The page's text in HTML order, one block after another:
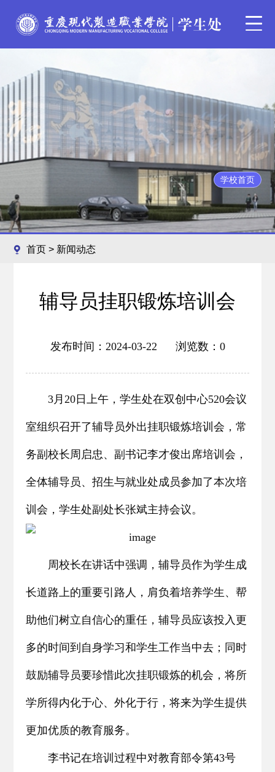
学校首页
首页> 新闻动态
辅导员挂职锻炼培训会
发布时间：2024-03-22 浏览数： 0
3月20日上午，学生处在双创中心520会议
室组织召开了辅导员外出挂职锻炼培训会，常
务副校长周启忠、副书记李才俊出席培训会，
全体辅导员、招生与就业处成员参加了本次培
训会，学生处副处长张斌主持会议。
周校长在讲话中强调，辅导员作为学生成
长道路上的重要引路人，肩负着培养学生、帮
助他们树立自信心的重任，辅导员应该投入更
多的时间到自身学习和学生工作当中去；同时
鼓励辅导员要珍惜此次挂职锻炼的机会，将所
学所得内化于心、外化于行，将来为学生提供
更加优质的教育服务。
李书记在培训过程中对教育部令第43号